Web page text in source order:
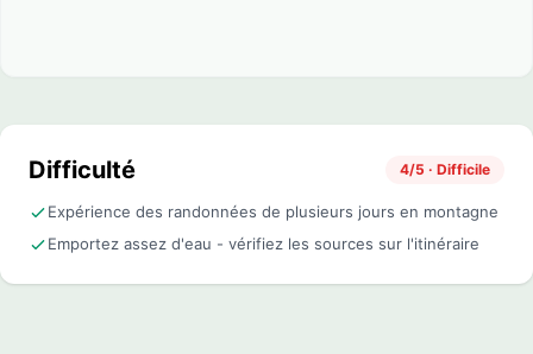
Difficulté 4/5 · Difficile
Expérience des randonnées de plusieurs jours en montagne
Emportez assez d'eau - vérifiez les sources sur l'itinéraire